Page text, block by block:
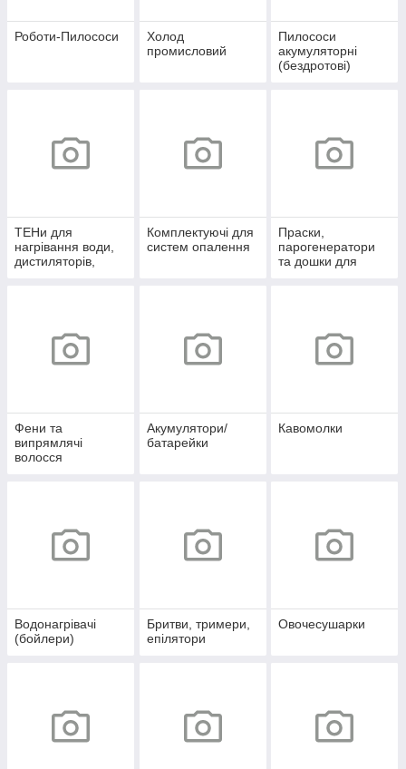
Роботи-Пилососи
Холод
промисловий
Пилососи
акумуляторні
(бездротові)
ТЕНи для
нагрівання води,
дистиляторів,
Комплектуючі для
систем опалення
Праски,
парогенератори
та дошки для
Фени та
випрямлячі
волосся
Акумулятори/
батарейки
Кавомолки
Водонагрівачі
(бойлери)
Бритви, тримери,
епілятори
Овочесушарки